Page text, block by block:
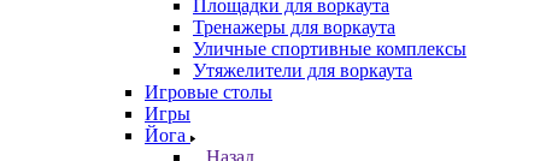
Площадки для воркаута
Тренажеры для воркаута
Уличные спортивные комплексы
Утяжелители для воркаута
Игровые столы
Игры
Йога
Назад